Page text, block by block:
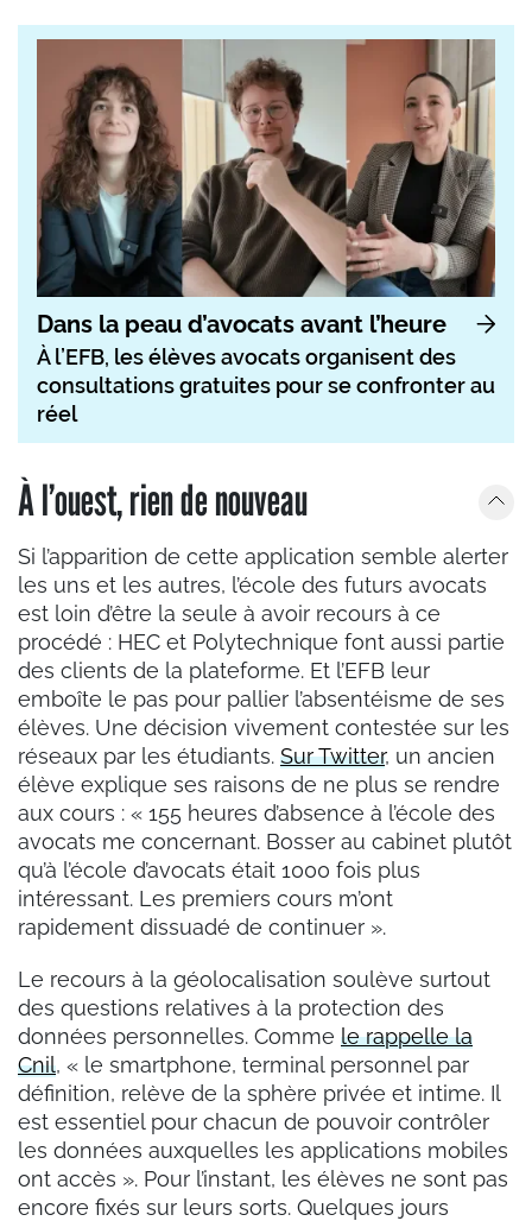
Dans la peau d’avocats avant l’heure
À l’EFB, les élèves avocats organisent des
consultations gratuites pour se confronter au
réel
À l’ouest, rien de nouveau
Si l’apparition de cette application semble alerter
les uns et les autres, l’école des futurs avocats
est loin d’être la seule à avoir recours à ce
procédé : HEC et Polytechnique font aussi partie
des clients de la plateforme. Et l’EFB leur
emboîte le pas pour pallier l’absentéisme de ses
élèves. Une décision vivement contestée sur les
réseaux par les étudiants. Sur Twitter, un ancien
élève explique ses raisons de ne plus se rendre
aux cours : « 155 heures d’absence à l’école des
avocats me concernant. Bosser au cabinet plutôt
qu’à l’école d’avocats était 1000 fois plus
intéressant. Les premiers cours m’ont
rapidement dissuadé de continuer ».
Le recours à la géolocalisation soulève surtout
des questions relatives à la protection des
données personnelles. Comme le rappelle la
Cnil, « le smartphone, terminal personnel par
définition, relève de la sphère privée et intime. Il
est essentiel pour chacun de pouvoir contrôler
les données auxquelles les applications mobiles
ont accès ». Pour l’instant, les élèves ne sont pas
encore fixés sur leurs sorts. Quelques jours